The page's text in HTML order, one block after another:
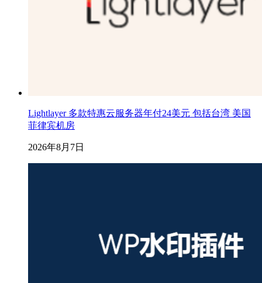
Lightlayer 多款特惠云服务器年付24美元 包括台湾 美国
菲律宾机房
2026年8月7日